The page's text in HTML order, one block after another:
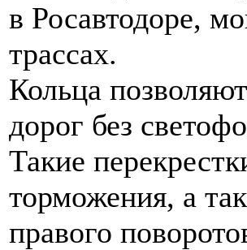
в Росавтодоре,
трассах.
Кольца
дорог без
Такие
торможения, а
правого